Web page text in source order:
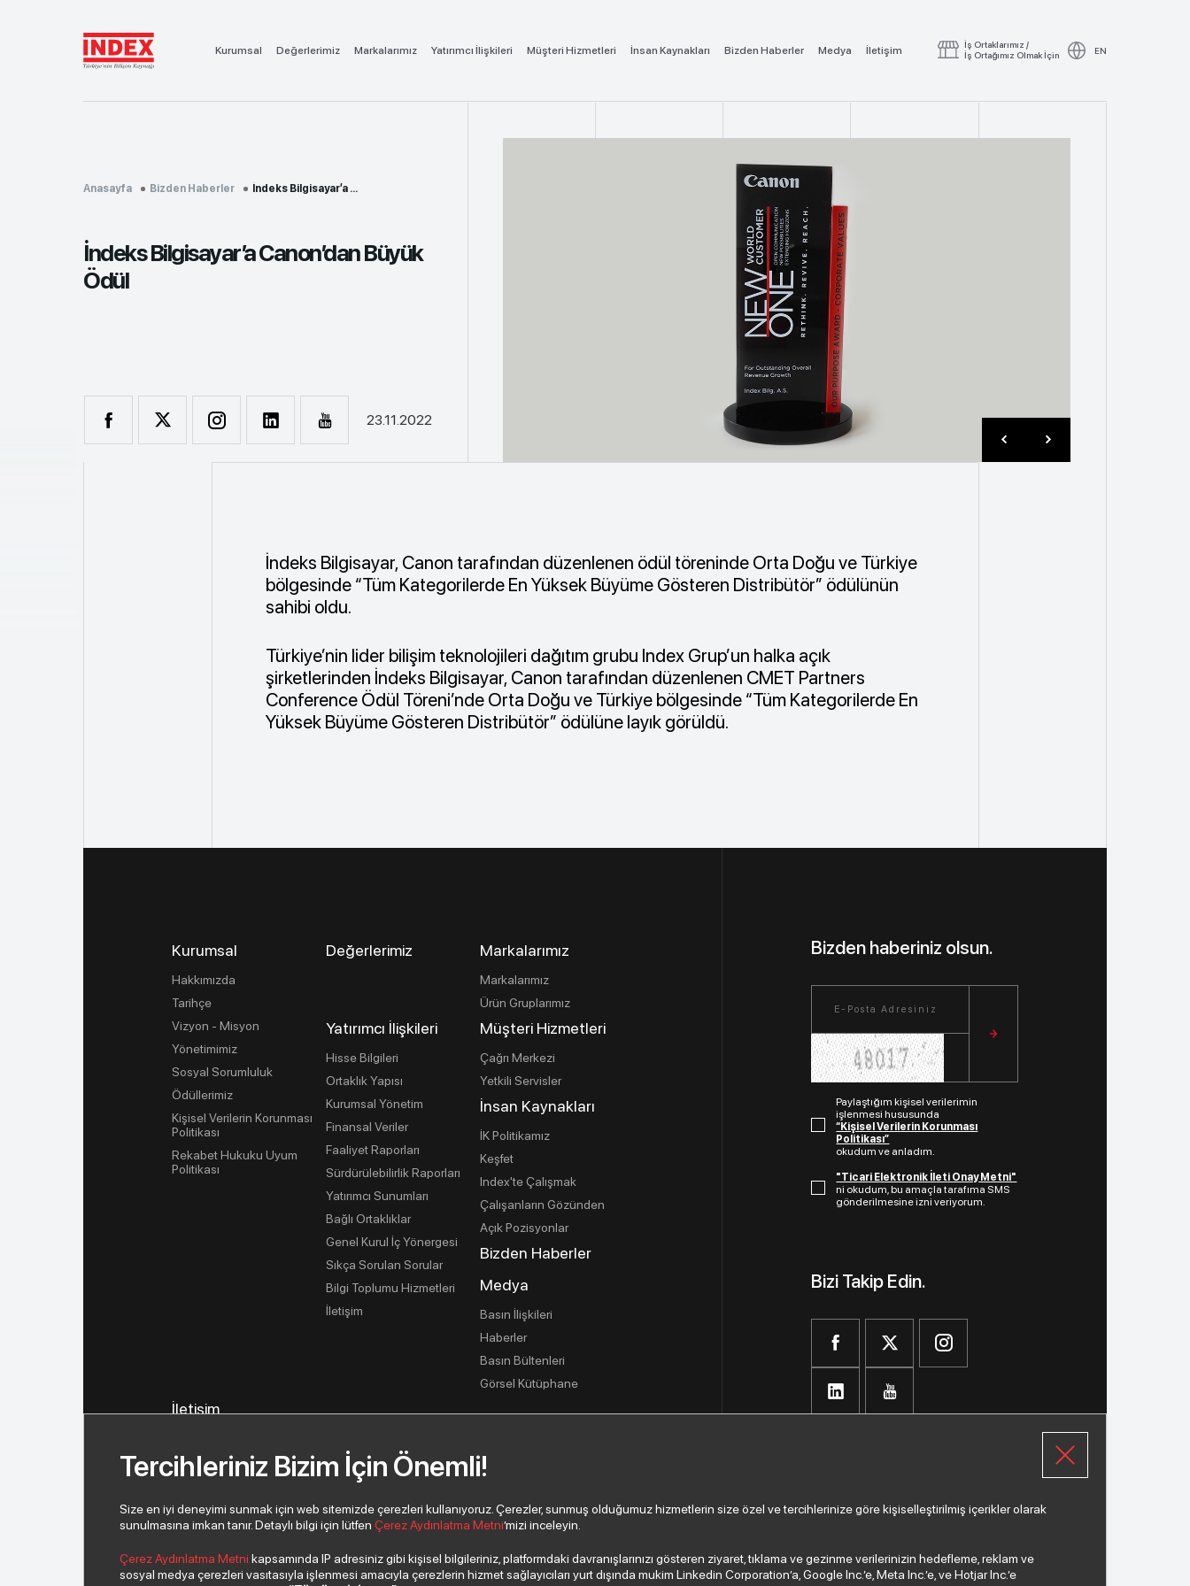
Kurumsal Değerlerimiz Markalarımız Yatırımcı İlişkileri Müşteri Hizmetleri İnsan Kaynakları Bizden Haberler Medya İletişim
İş Ortaklarımız /
İş Ortağımız Olmak İçin
EN
Anasayfa Bizden Haberler İndeks Bilgisayar’a ...
İndeks Bilgisayar’a Canon’dan Büyük
Ödül
23.11.2022
İndeks Bilgisayar, Canon tarafından düzenlenen ödül töreninde Orta Doğu ve Türkiye
bölgesinde “Tüm Kategorilerde En Yüksek Büyüme Gösteren Distribütör” ödülünün
sahibi oldu.
Türkiye’nin lider bilişim teknolojileri dağıtım grubu Index Grup’un halka açık
şirketlerinden İndeks Bilgisayar, Canon tarafından düzenlenen CMET Partners
Conference Ödül Töreni’nde Orta Doğu ve Türkiye bölgesinde “Tüm Kategorilerde En
Yüksek Büyüme Gösteren Distribütör” ödülüne layık görüldü.
Kurumsal
Hakkımızda
Tarihçe
Vizyon - Misyon
Yönetimimiz
Sosyal Sorumluluk
Ödüllerimiz
Kişisel Verilerin Korunması
Politikası
Rekabet Hukuku Uyum
Politikası
Değerlerimiz Markalarımız
Markalarımız
Ürün Gruplarımız
Yatırımcı İlişkileri
Hisse Bilgileri
Ortaklık Yapısı
Kurumsal Yönetim
Finansal Veriler
Faaliyet Raporları
Sürdürülebilirlik Raporları
Yatırımcı Sunumları
Bağlı Ortaklıklar
Genel Kurul İç Yönergesi
Sıkça Sorulan Sorular
Bilgi Toplumu Hizmetleri
İletişim
Müşteri Hizmetleri
Çağrı Merkezi
Yetkili Servisler
İnsan Kaynakları
İK Politikamız
Keşfet
Index'te Çalışmak
Çalışanların Gözünden
Açık Pozisyonlar
Bizden Haberler
Medya
Basın İlişkileri
Haberler
Basın Bültenleri
Görsel Kütüphane
İletişim
İletişim Formu
Bizden haberiniz olsun.
Paylaştığım kişisel verilerimin
işlenmesi hususunda
“Kişisel Verilerin Korunması
Politikası”
okudum ve anladım.
"Ticari Elektronik İleti Onay Metni"
ni okudum, bu amaçla tarafıma SMS
gönderilmesine izni veriyorum.
Bizi Takip Edin.
Tercihleriniz Bizim İçin Önemli!
Size en iyi deneyimi sunmak için web sitemizde çerezleri kullanıyoruz. Çerezler, sunmuş olduğumuz hizmetlerin size özel ve tercihlerinize göre kişiselleştirilmiş içerikler olarak
sunulmasına imkan tanır. Detaylı bilgi için lütfenÇerez Aydınlatma Metni’mizi inceleyin.
Çerez Aydınlatma Metni kapsamında IP adresiniz gibi kişisel bilgileriniz, platformdaki davranışlarınızı gösteren ziyaret, tıklama ve gezinme verilerinizin hedefleme, reklam ve
sosyal medya çerezleri vasıtasıyla işlenmesi amacıyla çerezlerin hizmet sağlayıcıları yurt dışında mukim Linkedin Corporation’a, Google Inc.’e, Meta Inc.’e, ve Hotjar Inc.’e